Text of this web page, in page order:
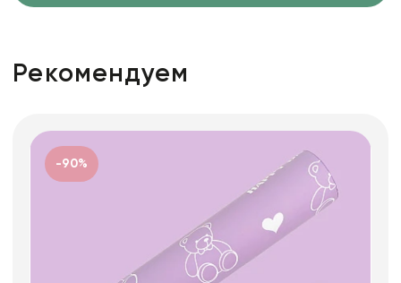
Рекомендуем
-90%